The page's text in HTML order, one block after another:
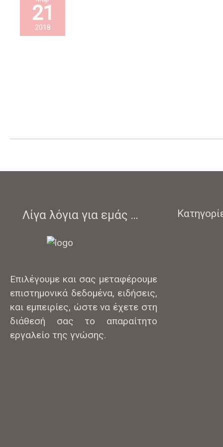
21
2018
Λίγα λόγια για εμάς …
Επιλέγουμε και σας μεταφέρουμε
επιστημονικά δεδομένα, ειδήσεις,
και εμπειρίες, ώστε να έχετε στη
διάθεσή σας το απαραίτητο
εργαλείο της γνώσης.